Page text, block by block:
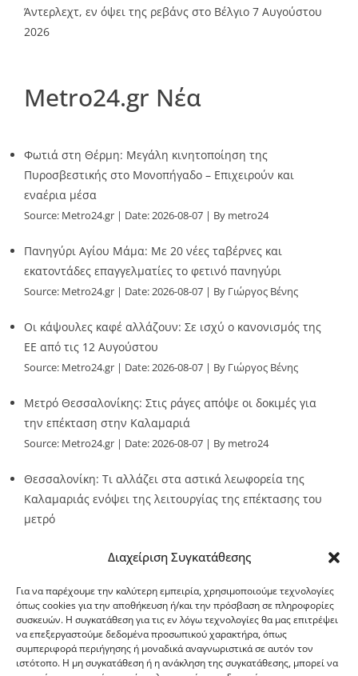
Διαχείριση Συγκατάθεσης
Για να παρέχουμε την καλύτερη εμπειρία, χρησιμοποιούμε τεχνολογίες
όπως cookies για την αποθήκευση ή/και την πρόσβαση σε πληροφορίες
συσκευών. Η συγκατάθεση για τις εν λόγω τεχνολογίες θα μας επιτρέψει
να επεξεργαστούμε δεδομένα προσωπικού χαρακτήρα, όπως
συμπεριφορά περιήγησης ή μοναδικά αναγνωριστικά σε αυτόν τον
ιστότοπο. Η μη συγκατάθεση ή η ανάκληση της συγκατάθεσης, μπορεί να
Άντερλεχτ, εν όψει της ρεβάνς στο Βέλγιο 7 Αυγούστου
2026
Metro24.gr Νέα
Φωτιά στη Θέρμη: Μεγάλη κινητοποίηση της
Πυροσβεστικής στο Μονοπήγαδο – Επιχειρούν και
εναέρια μέσα
Source: Metro24.gr Date: 2026-08-07 By metro24
Πανηγύρι Αγίου Μάμα: Με 20 νέες ταβέρνες και
εκατοντάδες επαγγελματίες το φετινό πανηγύρι
Source: Metro24.gr Date: 2026-08-07 By Γιώργος Βένης
Οι κάψουλες καφέ αλλάζουν: Σε ισχύ ο κανονισμός της
ΕΕ από τις 12 Αυγούστου
Source: Metro24.gr Date: 2026-08-07 By Γιώργος Βένης
Μετρό Θεσσαλονίκης: Στις ράγες απόψε οι δοκιμές για
την επέκταση στην Καλαμαριά
Source: Metro24.gr Date: 2026-08-07 By metro24
Θεσσαλονίκη: Τι αλλάζει στα αστικά λεωφορεία της
Καλαμαριάς ενόψει της λειτουργίας της επέκτασης του
μετρό
G-point.gr